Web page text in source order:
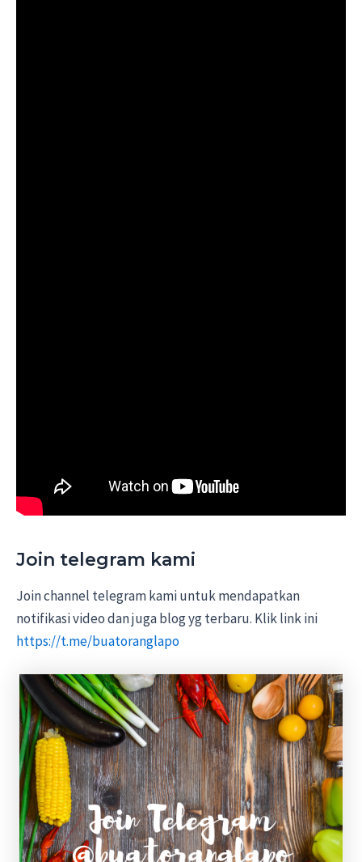
Join telegram kami
Join channel telegram kami untuk mendapatkan
notifikasi video dan juga blog yg terbaru. Klik link ini
https://t.me/buatoranglapo